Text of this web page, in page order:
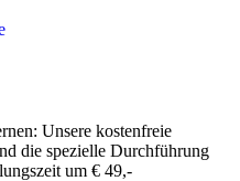
Unsere kostenfreie
die spezielle Durchführung
um € 49,-